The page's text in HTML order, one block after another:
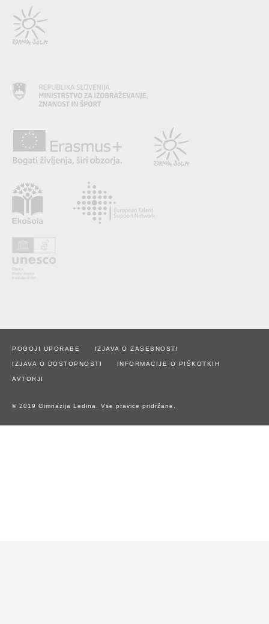
POGOJI UPORABE IZJAVA O ZASEBNOSTI
IZJAVA O DOSTOPNOSTI INFORMACIJE O PIŠKOTKIH
AVTORJI
© 2019 Gimnazija Ledina. Vse pravice pridržane.